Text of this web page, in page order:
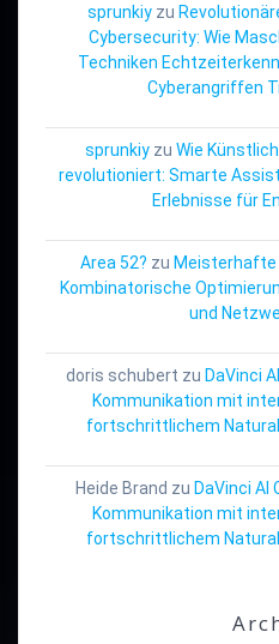
sprunkiyzu
Cybersecurity: Wie
Techniken
Cyberangriffen
sprunkiy zu Wie
revolutioniert: Smarte
Erlebnisse für
Area 52? zu Meisterhafte
Kombinatorische
und
doris schubert zu DaVinci
Kommunikation mit
fortschrittlichem
Heide Brand zu DaVinci AI
Kommunikation mit
fortschrittlichem